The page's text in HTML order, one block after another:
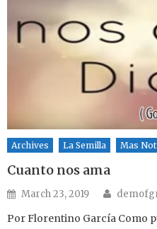
Archives La Semilla Mas
Cuanto nos ama
Posted on
March 23, 2019 Author
Por Florentino García Como